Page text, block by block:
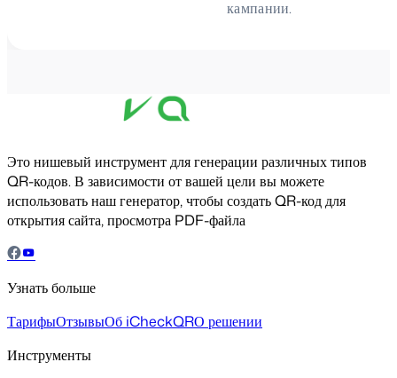
кампании.
Это нишевый инструмент для генерации различных типов
QR-кодов. В зависимости от вашей цели вы можете
использовать наш генератор, чтобы создать QR-код для
открытия сайта, просмотра PDF-файла
Узнать больше
ТарифыОтзывыОб iCheckQRО решении
Инструменты